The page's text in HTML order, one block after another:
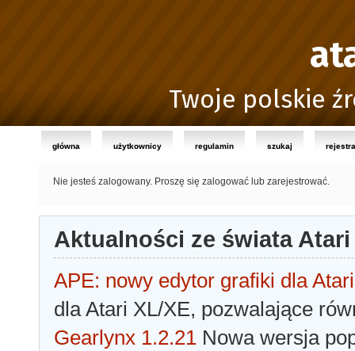
Twoje polskie
główna użytkownicy regulamin szukaj
Nie jesteś zalogowany. Proszę się zalogować lub zarejestrować.
Aktualności ze świata Atari
APE: nowy edytor grafiki dla Atari
dla Atari XL/XE, pozwalające
Gearlynx 1.2.21 Nowa wersja